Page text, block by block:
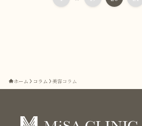
ホーム コラム 美容コラム